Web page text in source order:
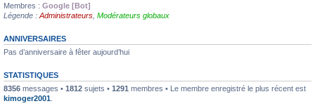
Membres : Google [Bot]
Légende : Administrateurs Modérateurs globaux
ANNIVERSAIRES
Pas d’anniversaire à fêter aujourd’hui
STATISTIQUES
8356 messages • 1812 sujets • 1291 membres • Le membre enregistré le plus récent est
kimoger2001